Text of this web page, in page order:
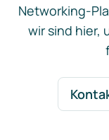
Networking-
wir sind hier,